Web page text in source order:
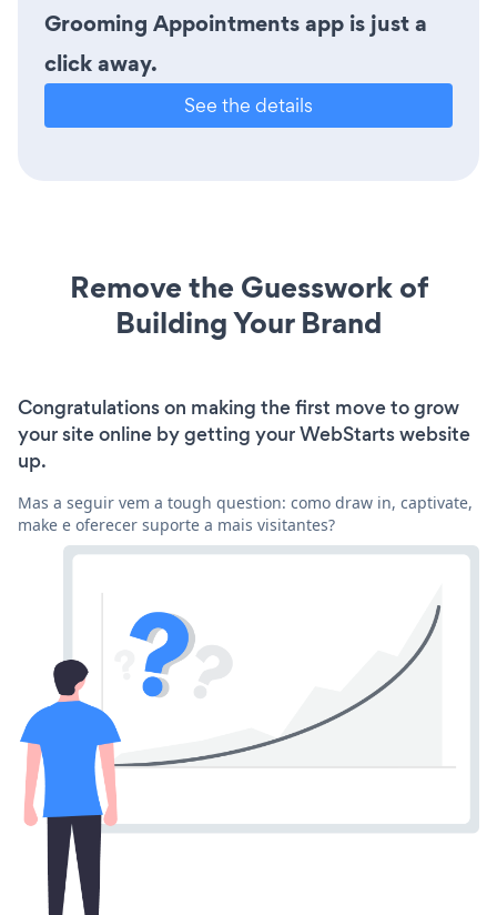
Grooming Appointments app is just a
click away.
See the details
Remove the Guesswork of
Building Your Brand
Congratulations on making the first move to grow
your site online by getting your WebStarts website
up.
Mas a seguir vem a tough question: como draw in, captivate,
make e oferecer suporte a mais visitantes?